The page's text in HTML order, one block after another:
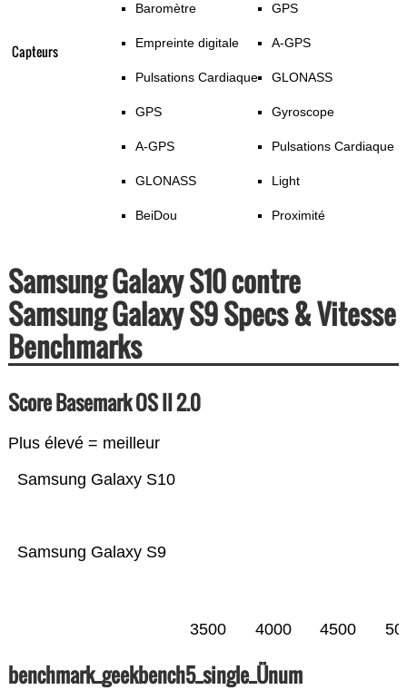
Capteurs
Baromètre
Empreinte digitale
Pulsations Cardiaque
GPS
A-GPS
GLONASS
BeiDou
GPS
A-GPS
GLONASS
Gyroscope
Pulsations Cardiaque
Light
Proximité
Samsung Galaxy S10 contre
Samsung Galaxy S9 Specs & Vitesse
Benchmarks
Score Basemark OS II 2.0
Plus élevé = meilleur
Samsung Galaxy S9
Samsung Galaxy S10
3500 4000 4500
benchmark_geekbench5_single_Ünum